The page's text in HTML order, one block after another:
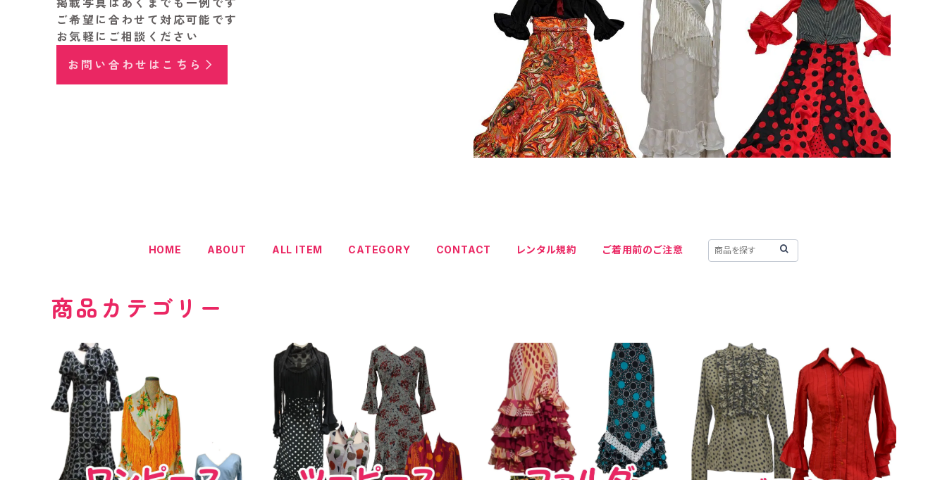
掲載写真はあくまでも一例です
ご希望に合わせて対応可能です
お気軽にご相談ください
お問い合わせはこちら
HOME ABOUT ALL ITEM CATEGORY CONTACT レンタル規約 ご着用前のご注意
商品カテゴリー